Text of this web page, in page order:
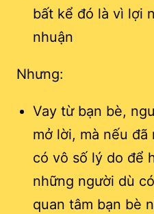
bất kể đó là vì lợi
nhuận
Nhưng:
Vay từ bạn bè,
mở lời, mà nếu
có vô số lý do để
những người dù
quan tâm bạn bè